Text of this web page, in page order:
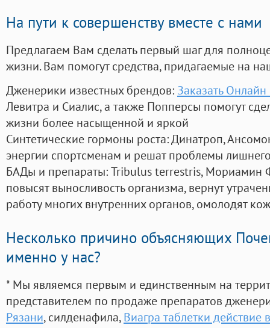
На пути к совершенству вместе с нами
Предлагаем Вам сделать первый шаг для
жизни. Вам помогут средства, придагаемые на
Дженерики известных брендов: Заказать
Левитра и Сиалис, а также Попперсы помогут
жизни более насыщенной и яркой
Синтетические гормоны роста: Динатроп,
энергии спортсменам и решат проблемы
БАДы и препараты:Tribulus terrestris, Мориамин
повысят выносливость организма, вернут
работу многих внутренних органов, омолодят
Несколько причино объясняющих
именно у нас?
* Мы являемся первым и единственным на
представителем по продаже препаратов
Рязани, силденафила, Виагра таблетки действие